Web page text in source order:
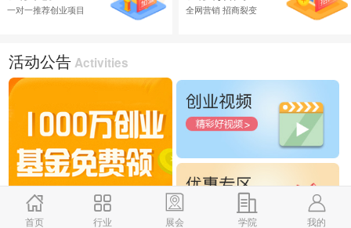
首页 行业 展会 学院 我的
2026融资服务行业调研出炉：聚焦合规治理 筑牢企业融资安全防线
2026-08-06 45660
2026企业招商外包服务首选推荐，全渠道商学研究院
2026-08-06 25894
一对一推荐创业项目 全网营销 招商裂变
活动公告 Activities